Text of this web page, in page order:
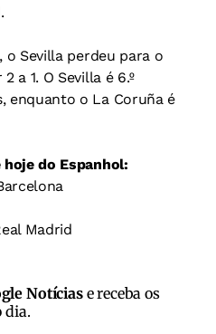
Sevilla perdeu para o
a 1. O Sevilla é 6.º
enquanto o La Coruña é
do Espanhol:
Madrid
Notíciase receba os
dia.